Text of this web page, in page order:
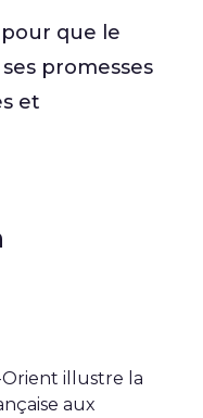
que le
promesses
et
illustre la
aux